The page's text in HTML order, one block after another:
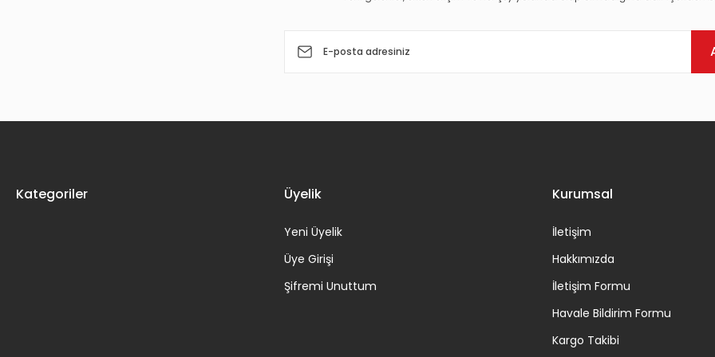
Kategoriler Üyelik
Yeni Üyelik
Üye Girişi
Şifremi Unuttum
Kurumsal
İletişim
Hakkımızda
İletişim Formu
Havale Bildirim Formu
Kargo Takibi